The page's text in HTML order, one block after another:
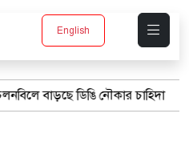
English
নৌকার চাহিদা